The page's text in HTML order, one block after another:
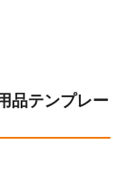
品テンプレー